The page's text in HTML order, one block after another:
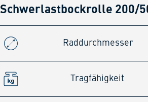
Schwerlastbockrolle 200/
Raddurchmesser
Tragfähigkeit